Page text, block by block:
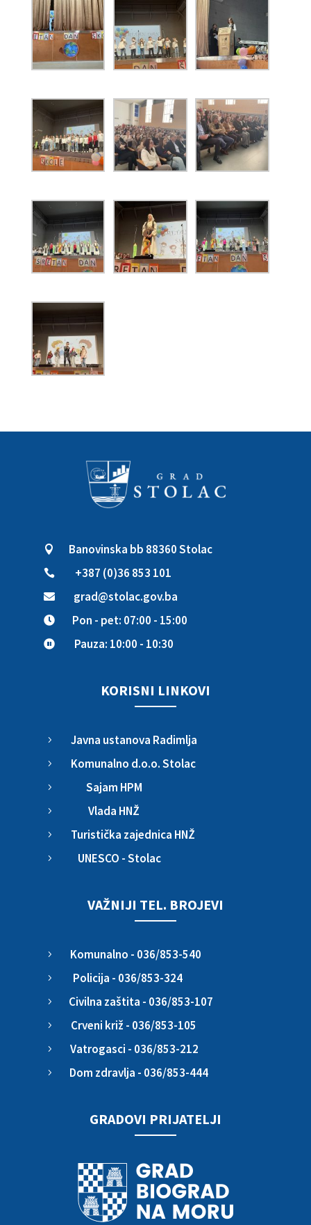
 Banovinska bb 88360 Stolac
 +387 (0)36 853 101
 grad@stolac.gov.ba
 Pon - pet: 07:00 - 15:00
 Pauza: 10:00 - 10:30
KORISNI LINKOVI
5 Javna ustanova Radimlja
5 Komunalno d.o.o. Stolac
5 Sajam HPM
5 Vlada HNŽ
5 Turistička zajednica HNŽ
5 UNESCO - Stolac
VAŽNIJI TEL. BROJEVI
5 Komunalno - 036/853-540
5 Policija - 036/853-324
5 Civilna zaštita - 036/853-107
5 Crveni križ - 036/853-105
5 Vatrogasci - 036/853-212
5 Dom zdravlja - 036/853-444
GRADOVI PRIJATELJI